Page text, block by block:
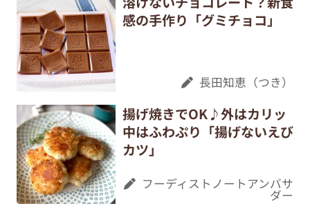
感の手作り「グミチョコ」
長田知恵（つき）
揚げ焼きでOK♪外はカリッ
中はふわぷり「揚げないえび
カツ」
フーディストノートアンバサ
ダー